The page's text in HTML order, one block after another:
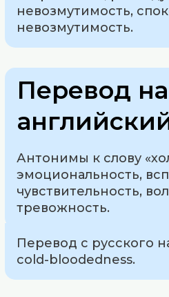
невозмутимость,
невозмутимость.
Перевод на
Антонимы к слову
эмоциональность,
чувствительность,
тревожность.
Перевод с русского
cold-bloodedness.